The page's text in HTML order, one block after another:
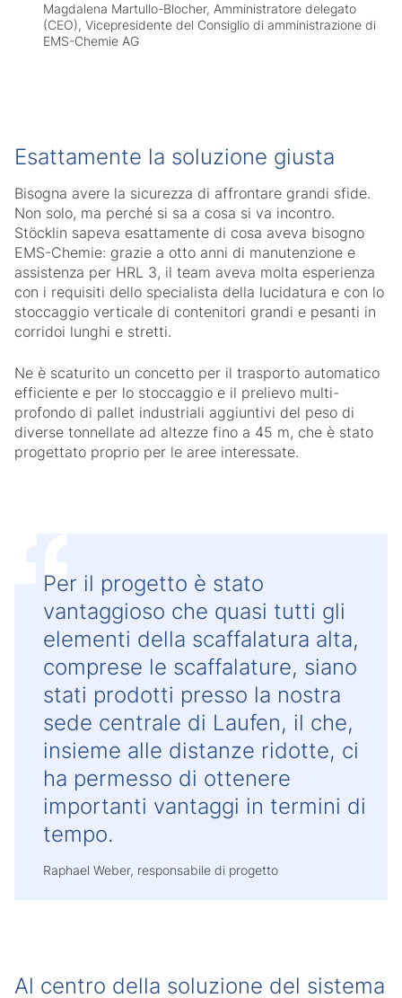
Magdalena Martullo-Blocher, Amministratore delegato
(CEO), Vicepresidente del Consiglio di amministrazione di
EMS-Chemie AG
Esattamente la soluzione giusta
Bisogna avere la sicurezza di affrontare grandi sfide.
Non solo, ma perché si sa a cosa si va incontro.
Stöcklin sapeva esattamente di cosa aveva bisogno
EMS-Chemie: grazie a otto anni di manutenzione e
assistenza per HRL 3, il team aveva molta esperienza
con i requisiti dello specialista della lucidatura e con lo
stoccaggio verticale di contenitori grandi e pesanti in
corridoi lunghi e stretti.
Ne è scaturito un concetto per il trasporto automatico
efficiente e per lo stoccaggio e il prelievo multi-
profondo di pallet industriali aggiuntivi del peso di
diverse tonnellate ad altezze fino a 45 m, che è stato
progettato proprio per le aree interessate.
Per il progetto è stato
vantaggioso che quasi tutti gli
elementi della scaffalatura alta,
comprese le scaffalature, siano
stati prodotti presso la nostra
sede centrale di Laufen, il che,
insieme alle distanze ridotte, ci
ha permesso di ottenere
importanti vantaggi in termini di
tempo.
Raphael Weber, responsabile di progetto
Al centro della soluzione del sistema